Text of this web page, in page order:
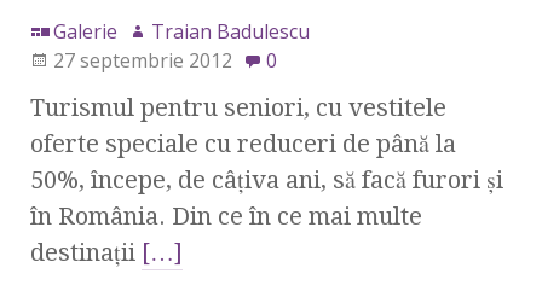
Galerie
Traian Badulescu
27 septembrie 2012
0
Turismul pentru seniori, cu vestitele
oferte speciale cu reduceri de până la
50%, începe, de câţiva ani, să facă furori şi
în România. Din ce în ce mai multe
destinaţii […]